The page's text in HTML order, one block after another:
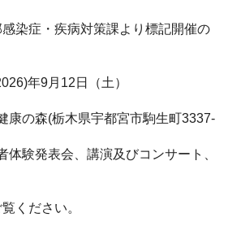
染症・疾病対策課より標記開催の
年9月12日（土）
康の森(栃木県宇都宮市駒生町3337-
体験発表会、講演及びコンサート、
ください。